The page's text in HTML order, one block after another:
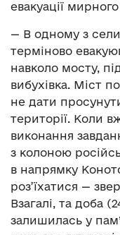
евакуації
— В одному з
терміново
навколо мосту,
вибухівка. Міст
не дати
території. Коли
виконання
з колоною
в напрямку
роз’їхатися —
Взагалі, та доба
залишилась у